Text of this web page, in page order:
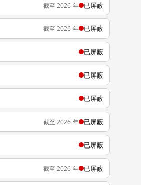
截至 2026 年 已屏蔽
截至 2026 年 已屏蔽
已屏蔽
已屏蔽
已屏蔽
截至 2026 年 已屏蔽
已屏蔽
截至 2026 年 已屏蔽